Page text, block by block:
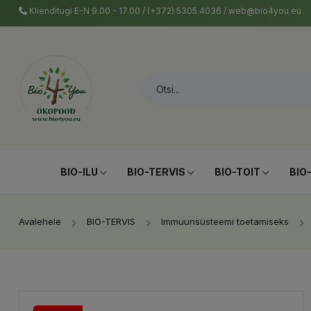
Klienditugi E-N 9.00 - 17.00 / (+372) 5305 4036 / web@bio4you.eu
BIO-ILU BIO-TERVIS BIO-TOIT
Avalehele BIO-TERVIS Immuunsüsteemi toetamiseks